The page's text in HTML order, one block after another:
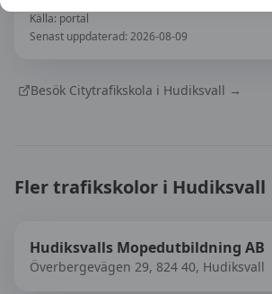
Källa: portal
Senast uppdaterad: 2026-08-09
Besök Citytrafikskola i Hudiksvall →
Fler trafikskolor i Hudiksvall
Hudiksvalls Mopedutbildning AB
Överbergevägen 29, 824 40, Hudiksvall